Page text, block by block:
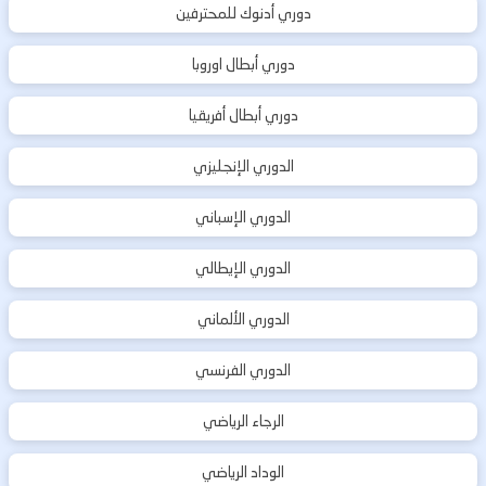
دوري أدنوك للمحترفين
دوري أبطال اوروبا
دوري أبطال أفريقيا
الدوري الإنجليزي
الدوري الإسباني
الدوري الإيطالي
الدوري الألماني
الدوري الفرنسي
الرجاء الرياضي
الوداد الرياضي